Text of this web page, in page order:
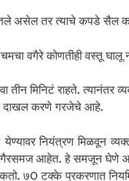
असेल तर त्याचे कपडे सैल
वगैरे कोणतीही वस्तू घालू
तीन मिनिटं राहते. त्यानंतर
दाखल करणे गरजेचे आहे.
नियंत्रण मिळवून
गैरसमज आहेत. हे समजून घेणे
७0 टक्के प्रकरणात